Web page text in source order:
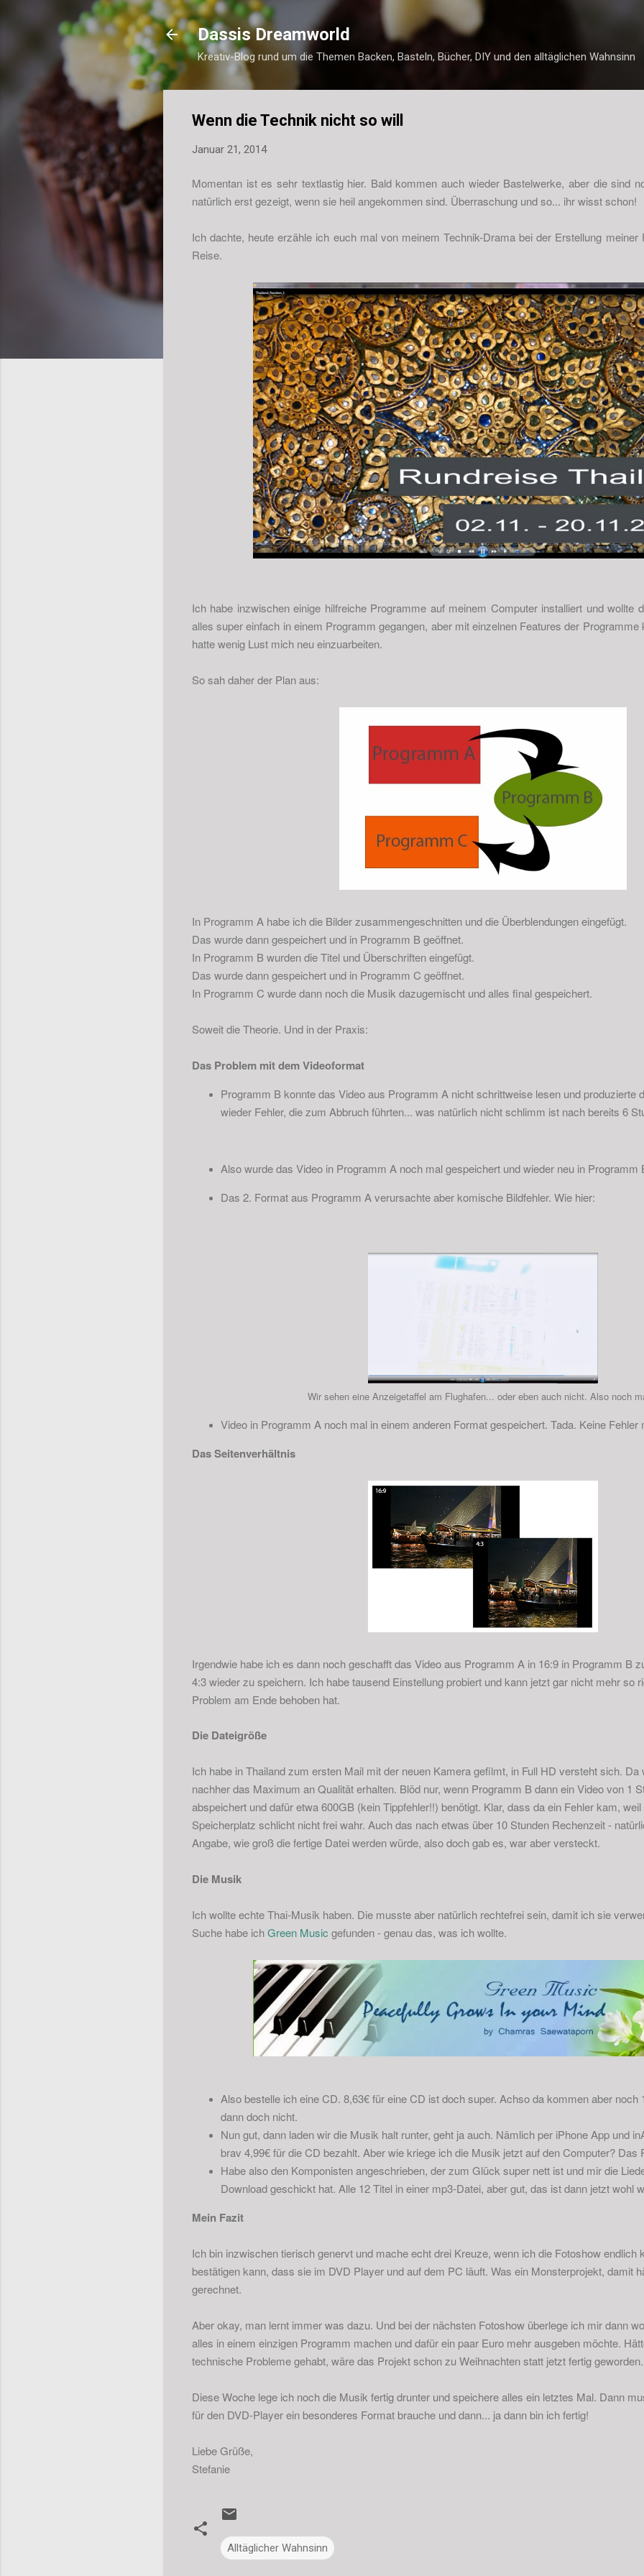
Direkt zum Hauptbereich
Dassis Dreamworld
Kreativ-Blog rund um die Themen Backen, Basteln, Bücher, DIY und den alltäglichen Wahnsinn
Wenn die Technik nicht so will
Januar 21, 2014
Momentan ist es sehr textlastig hier. Bald kommen auch wieder Bastelwerke, aber die sind
natürlich erst gezeigt, wenn sie heil angekommen sind. Überraschung und so... ihr wisst schon!
Ich dachte, heute erzähle ich euch mal von meinem Technik-Drama bei der Erstellung meiner
Reise.
Ich habe inzwischen einige hilfreiche Programme auf meinem Computer installiert und wollte
alles super einfach in einem Programm gegangen, aber mit einzelnen Features der
hatte wenig Lust mich neu einzuarbeiten.
So sah daher der Plan aus:
In Programm A habe ich die Bilder zusammengeschnitten und die Überblendungen eingefügt.
Das wurde dann gespeichert und in Programm B geöffnet.
In Programm B wurden die Titel und Überschriften eingefügt.
Das wurde dann gespeichert und in Programm C geöffnet.
In Programm C wurde dann noch die Musik dazugemischt und alles final gespeichert.
Soweit die Theorie. Und in der Praxis:
Das Problem mit dem Videoformat
Programm B konnte das Video aus Programm A nicht schrittweise lesen und produzierte
wieder Fehler, die zum Abbruch führten... was natürlich nicht schlimm ist nach bereits 6
Also wurde das Video in Programm A noch mal gespeichert und wieder neu in Programm
Das 2. Format aus Programm A verursachte aber komische Bildfehler. Wie hier:
Wir sehen eine Anzeigetaffel am Flughafen... oder eben auch nicht. Also noch
Video in Programm A noch mal in einem anderen Format gespeichert. Tada. Keine Fehler
Das Seitenverhältnis
Irgendwie habe ich es dann noch geschafft das Video aus Programm A in 16:9 in Programm B
4:3 wieder zu speichern. Ich habe tausend Einstellung probiert und kann jetzt gar nicht mehr so
Problem am Ende behoben hat.
Die Dateigröße
Ich habe in Thailand zum ersten Mail mit der neuen Kamera gefilmt, in Full HD versteht sich. Da
nachher das Maximum an Qualität erhalten. Blöd nur, wenn Programm B dann ein Video von 1
abspeichert und dafür etwa 600GB (kein Tippfehler!!) benötigt. Klar, dass da ein Fehler kam,
Speicherplatz schlicht nicht frei wahr. Auch das nach etwas über 10 Stunden Rechenzeit -
Angabe, wie groß die fertige Datei werden würde, also doch gab es, war aber versteckt.
Die Musik
Ich wollte echte Thai-Musik haben. Die musste aber natürlich rechtefrei sein, damit ich sie
Suche habe ichGreen Music gefunden - genau das, was ich wollte.
Also bestelle ich eine CD. 8,63€ für eine CD ist doch super. Achso da kommen aber noch
dann doch nicht.
Nun gut, dann laden wir die Musik halt runter, geht ja auch. Nämlich per iPhone App und
brav 4,99€ für die CD bezahlt. Aber wie kriege ich die Musik jetzt auf den Computer? Das
Habe also den Komponisten angeschrieben, der zum Glück super nett ist und mir die
Download geschickt hat. Alle 12 Titel in einer mp3-Datei, aber gut, das ist dann jetzt wohl
Mein Fazit
Ich bin inzwischen tierisch genervt und mache echt drei Kreuze, wenn ich die Fotoshow endlich
bestätigen kann, dass sie im DVD Player und auf dem PC läuft. Was ein Monsterprojekt, damit
gerechnet.
Aber okay, man lernt immer was dazu. Und bei der nächsten Fotoshow überlege ich mir dann
alles in einem einzigen Programm machen und dafür ein paar Euro mehr ausgeben möchte.
technische Probleme gehabt, wäre das Projekt schon zu Weihnachten statt jetzt fertig geworden.
Diese Woche lege ich noch die Musik fertig drunter und speichere alles ein letztes Mal. Dann
für den DVD-Player ein besonderes Format brauche und dann... ja dann bin ich fertig!
Liebe Grüße,
Stefanie
Alltäglicher Wahnsinn